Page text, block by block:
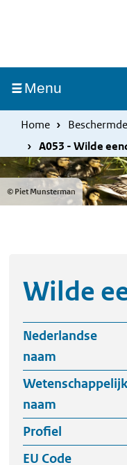
inhoud
gaan
MenuIngeklapt
Home
A053 - Wilde
© Piet Munsterman
Wilde
Nederlandse
naam
naam
Profiel
EU Code